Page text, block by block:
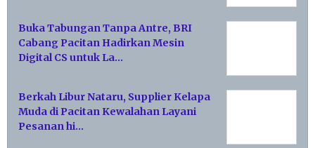
Buka Tabungan Tanpa Antre, BRI
Cabang Pacitan Hadirkan Mesin
Digital CS untuk La…
Berkah Libur Nataru, Supplier Kelapa
Muda di Pacitan Kewalahan Layani
Pesanan hi…